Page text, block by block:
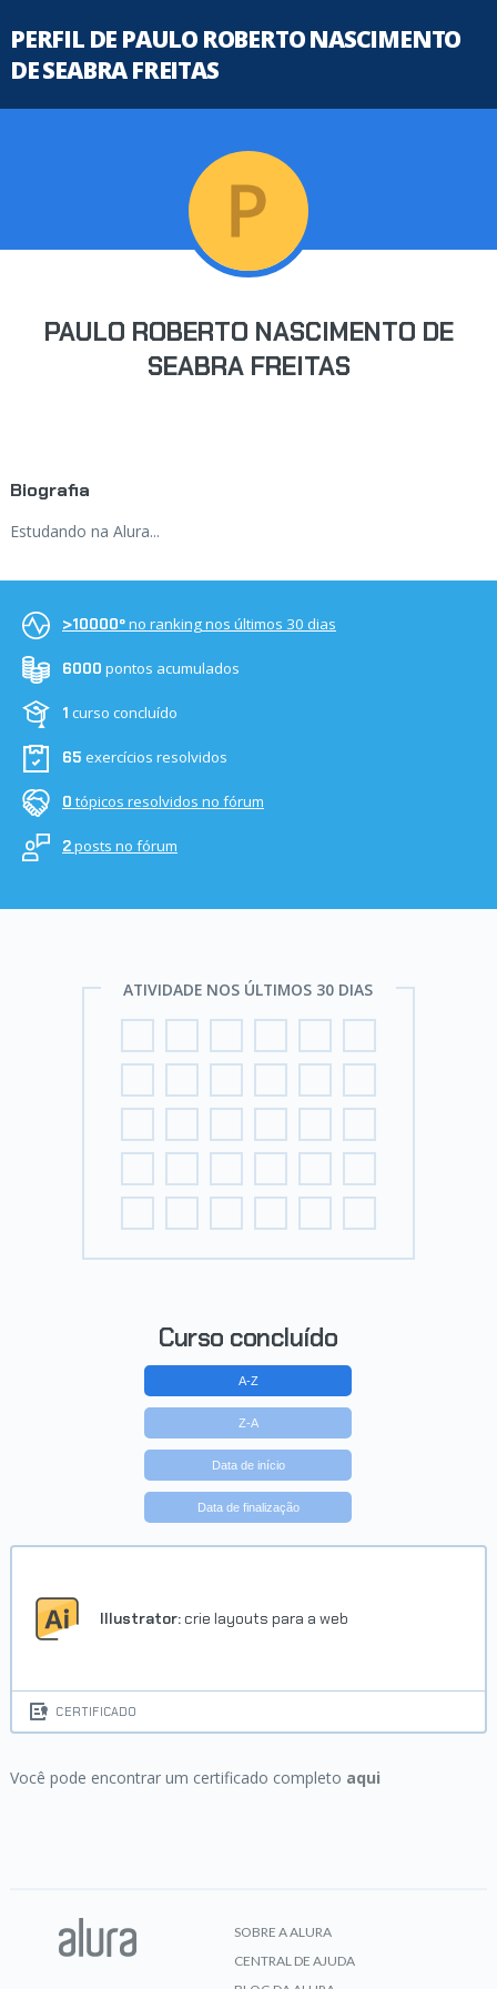
PERFIL DE PAULO ROBERTO NASCIMENTO
DE SEABRA FREITAS
PAULO ROBERTO NASCIMENTO DE
SEABRA FREITAS
Biografia
Estudando na Alura...
>10000ºno ranking nos últimos 30 dias
6000 pontos acumulados
1 curso concluído
65 exercícios resolvidos
0 tópicos resolvidos no fórum
2posts no fórum
ATIVIDADE NOS ÚLTIMOS 30 DIAS
Curso concluído
A-Z
Z-A
Data de início
Data de finalização
Illustrator: crie layouts para a web
CERTIFICADO
Você pode encontrar um certificado completo aqui
SOBRE A ALURA
CENTRAL DE AJUDA